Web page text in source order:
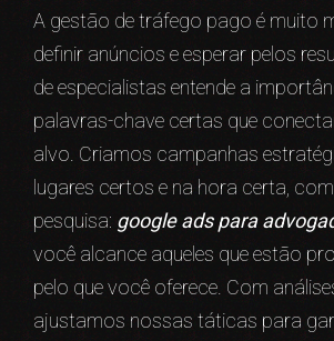
A gestão de tráfego pago é muito
definir anúncios e esperar pelos
de especialistas entende a
palavras-chave certas que
alvo. Criamos campanhas
lugares certos e na hora certa,
pesquisa: google ads para
você alcance aqueles que estão
pelo que você oferece. Com
ajustamos nossas táticas para